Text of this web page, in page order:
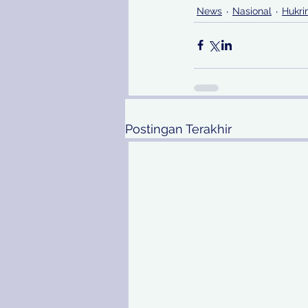
News Nasional
Postingan Terakhir